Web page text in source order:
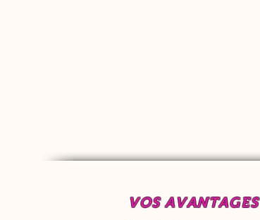
VOS AVANTAGES